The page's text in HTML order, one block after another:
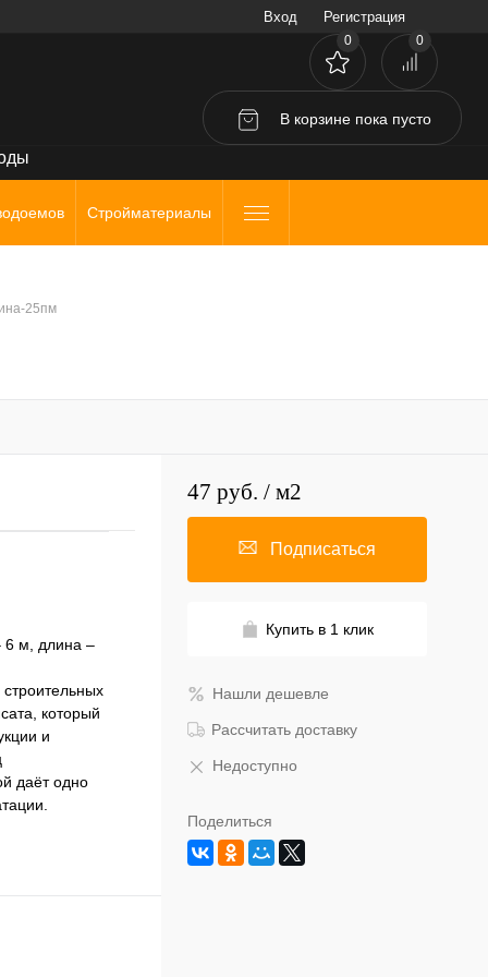
Вход Регистрация
0 0
В корзине пока пусто
Стройматериалы
25пм
6 м, длина –
который
и
даёт одно
47 руб. / м2
Подписаться
Купить в 1 клик
Нашли дешевле
Рассчитать доставку
Недоступно
Поделиться